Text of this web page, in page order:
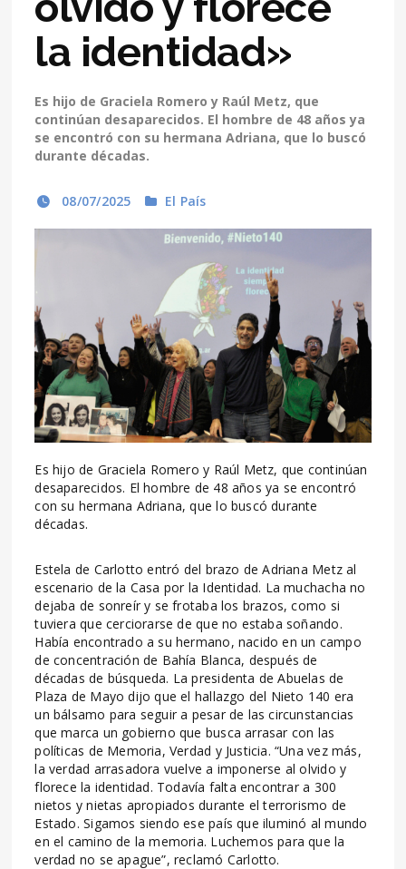
la identidad»
Es hijo de Graciela Romero y Raúl Metz, que
continúan desaparecidos. El hombre de 48 años ya
se encontró con su hermana Adriana, que lo buscó
durante décadas.
08/07/2025 El País
Es hijo de Graciela Romero y Raúl Metz, que continúan
desaparecidos. El hombre de 48 años ya se encontró
con su hermana Adriana, que lo buscó durante
décadas.
Estela de Carlotto entró del brazo de Adriana Metz al
escenario de la Casa por la Identidad. La muchacha no
dejaba de sonreír y se frotaba los brazos, como si
tuviera que cerciorarse de que no estaba soñando.
Había encontrado a su hermano, nacido en un campo
de concentración de Bahía Blanca, después de
décadas de búsqueda. La presidenta de Abuelas de
Plaza de Mayo dijo que el hallazgo del Nieto 140 era
un bálsamo para seguir a pesar de las circunstancias
que marca un gobierno que busca arrasar con las
políticas de Memoria, Verdad y Justicia. “Una vez más,
la verdad arrasadora vuelve a imponerse al olvido y
florece la identidad. Todavía falta encontrar a 300
nietos y nietas apropiados durante el terrorismo de
Estado. Sigamos siendo ese país que iluminó al mundo
en el camino de la memoria. Luchemos para que la
verdad no se apague”, reclamó Carlotto.